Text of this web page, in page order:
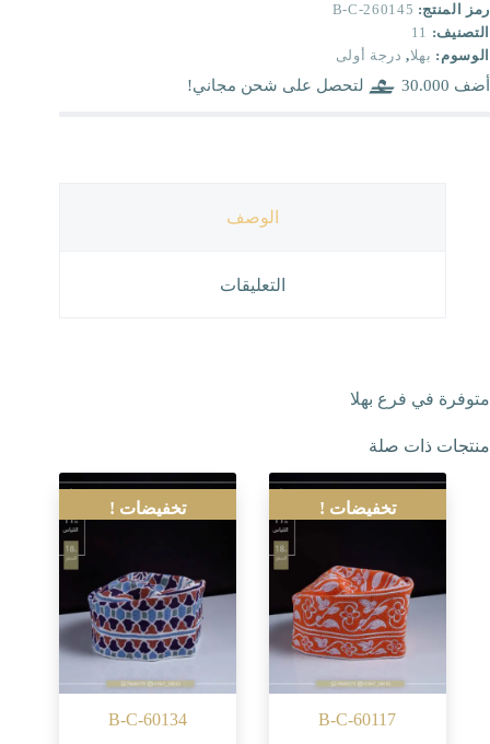
رمز المنتج: B-C-260145
التصنيف: 11
الوسوم: بهلا, درجة أولى
أضف 30.000 لتحصل على شحن مجاني!
الوصف
التعليقات
متوفرة في فرع بهلا
منتجات ذات صلة
تخفيضات !
B-C-60117
تخفيضات !
B-C-60134